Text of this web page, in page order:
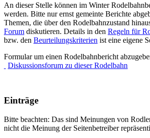
An dieser Stelle können im Winter
werden. Bitte nur ernst gemeinte Berichte
Themen, die über den Rodelbahnzustand
Forum diskutieren. Details in den Regeln für
bzw. den Beurteilungskriterien ist eine eigene
Formular um einen Rodelbahnbericht
Diskussionsforum zu dieser Rodelbahn
Einträge
Bitte beachten: Das sind Meinungen von
nicht die Meinung der Seitenbetreiber